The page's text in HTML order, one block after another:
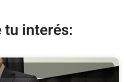
tu interés: